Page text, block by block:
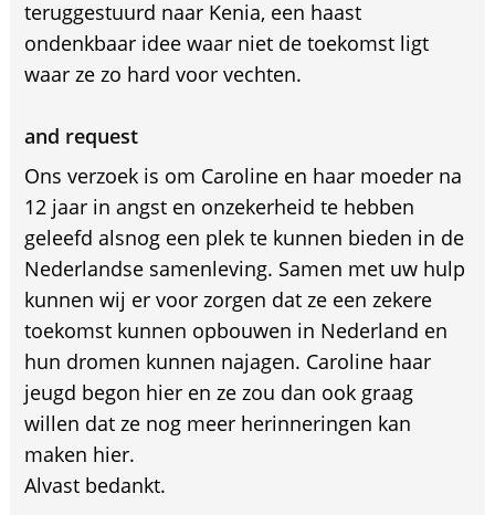
teruggestuurd naar Kenia, een haast
ondenkbaar idee waar niet de toekomst ligt
waar ze zo hard voor vechten.
and request
Ons verzoek is om Caroline en haar moeder na
12 jaar in angst en onzekerheid te hebben
geleefd alsnog een plek te kunnen bieden in de
Nederlandse samenleving. Samen met uw hulp
kunnen wij er voor zorgen dat ze een zekere
toekomst kunnen opbouwen in Nederland en
hun dromen kunnen najagen. Caroline haar
jeugd begon hier en ze zou dan ook graag
willen dat ze nog meer herinneringen kan
maken hier.
Alvast bedankt.